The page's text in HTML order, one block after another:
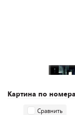
Картина по
Сравнить